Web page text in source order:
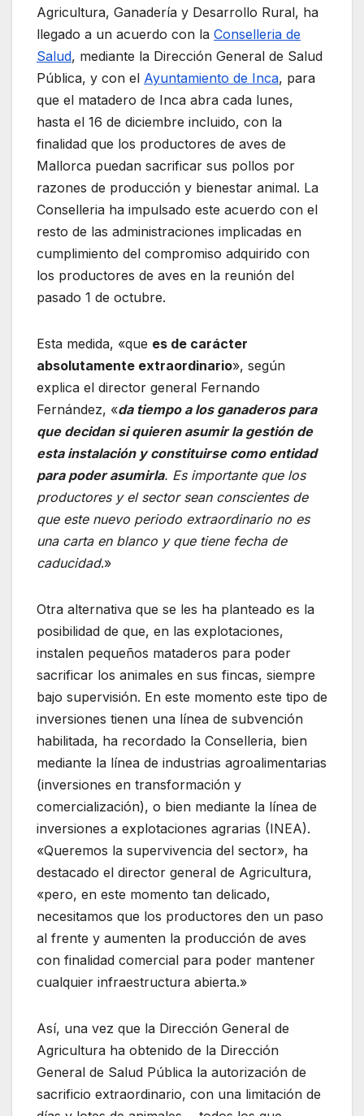
Agricultura, Ganadería y Desarrollo Rural, ha
llegado a un acuerdo con la Conselleria de
Salud, mediante la Dirección General de Salud
Pública, y con el Ayuntamiento de Inca, para
que el matadero de Inca abra cada lunes,
hasta el 16 de diciembre incluido, con la
finalidad que los productores de aves de
Mallorca puedan sacrificar sus pollos por
razones de producción y bienestar animal. La
Conselleria ha impulsado este acuerdo con el
resto de las administraciones implicadas en
cumplimiento del compromiso adquirido con
los productores de aves en la reunión del
pasado 1 de octubre.
Esta medida, «que es de carácter
absolutamente extraordinario», según
explica el director general Fernando
Fernández, «da tiempo a los ganaderos para
que decidan si quieren asumir la gestión de
esta instalación y constituirse como entidad
para poder asumirla. Es importante que los
productores y el sector sean conscientes de
que este nuevo periodo extraordinario no es
una carta en blanco y que tiene fecha de
caducidad.»
Otra alternativa que se les ha planteado es la
posibilidad de que, en las explotaciones,
instalen pequeños mataderos para poder
sacrificar los animales en sus fincas, siempre
bajo supervisión. En este momento este tipo de
inversiones tienen una línea de subvención
habilitada, ha recordado la Conselleria, bien
mediante la línea de industrias agroalimentarias
(inversiones en transformación y
comercialización), o bien mediante la línea de
inversiones a explotaciones agrarias (INEA).
«Queremos la supervivencia del sector», ha
destacado el director general de Agricultura,
«pero, en este momento tan delicado,
necesitamos que los productores den un paso
al frente y aumenten la producción de aves
con finalidad comercial para poder mantener
cualquier infraestructura abierta.»
Así, una vez que la Dirección General de
Agricultura ha obtenido de la Dirección
General de Salud Pública la autorización de
sacrificio extraordinario, con una limitación de